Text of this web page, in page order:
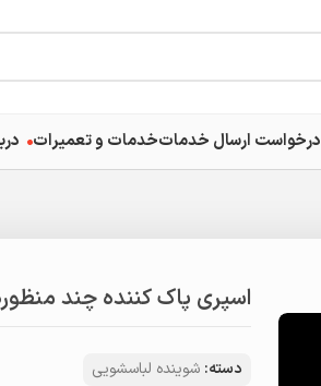
درخواست ارسال خدماتخدمات و تعمیرات
اسپری پاک کننده چند
دسته: شوینده لباسشویی